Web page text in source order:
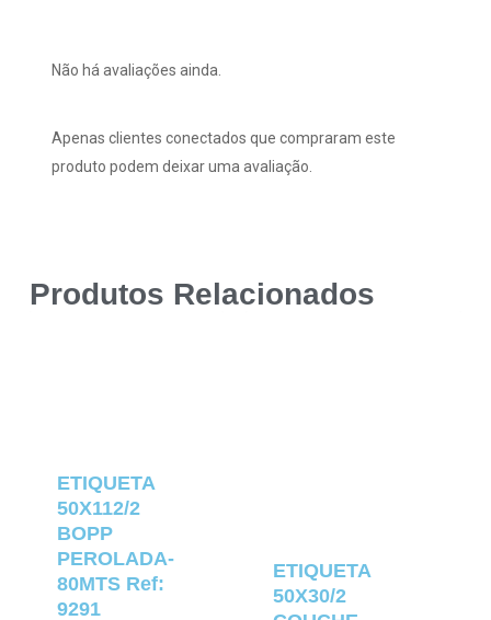
Não há avaliações ainda.
Apenas clientes conectados que compraram este
produto podem deixar uma avaliação.
Produtos Relacionados
ETIQUETA
50X112/2
BOPP
PEROLADA-
80MTS Ref:
9291
ETIQUETA
50X30/2